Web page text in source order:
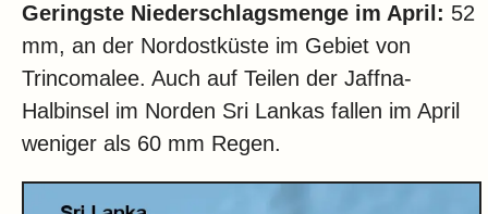
Geringste Niederschlagsmenge im April: 52
mm, an der Nordostküste im Gebiet von
Trincomalee. Auch auf Teilen der Jaffna-
Halbinsel im Norden Sri Lankas fallen im April
weniger als 60 mm Regen.